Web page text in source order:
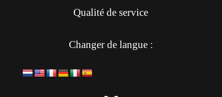
Qualité de service
Changer de langue :